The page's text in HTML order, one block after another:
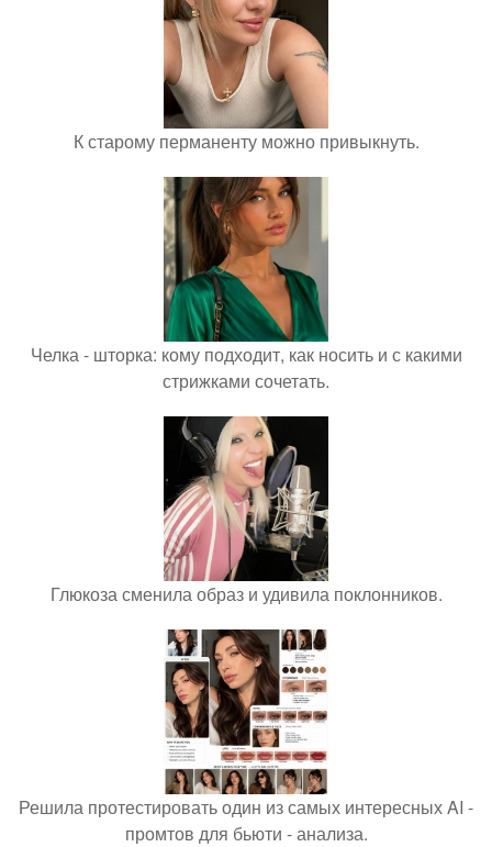
К старому перманенту можно привыкнуть.
Челка - шторка: кому подходит, как носить и с какими
стрижками сочетать.
Глюкоза сменила образ и удивила поклонников.
Решила протестировать один из самых интересных AI -
промтов для бьюти - анализа.